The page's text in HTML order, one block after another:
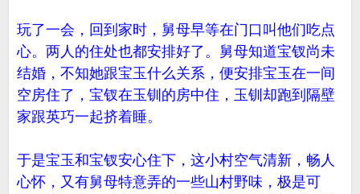
玩了一会，回到家时，舅母早等在门口叫他们吃点
心。两人的住处也都安排好了。舅母知道宝钗尚未
结婚，不知她跟宝玉什么关系，便安排宝玉在一间
空房住了，宝钗在玉钏的房中住，玉钏却跑到隔壁
家跟英巧一起挤着睡。
于是宝玉和宝钗安心住下，这小村空气清新，畅人
心怀，又有舅母特意弄的一些山村野味，极是可